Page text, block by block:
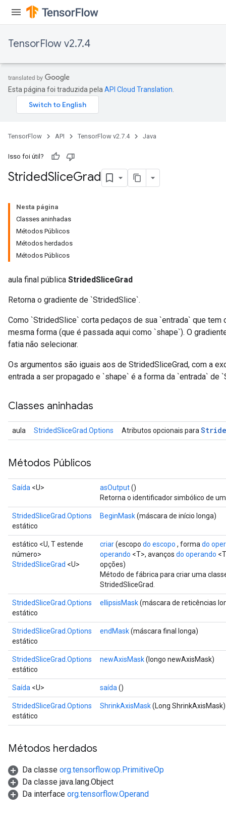
TensorFlow v2.7.4
Esta página foi traduzida pela API Cloud Translation
TensorFlow API TensorFlow v2.7.4 Java
Isso foi útil?
StridedSliceGrad
Nesta página
Classes aninhadas
Métodos Públicos
Métodos herdados
Métodos Públicos
aula final pública StridedSliceGrad
Retorna o gradiente de `StridedSlice`.
Como `StridedSlice` corta pedaços de sua `entrada` que tem
mesma forma (que é passada aqui como `shape`). O
fatia não selecionar.
Os argumentos são iguais aos de StridedSliceGrad, com a
entrada a ser propagado e `shape` é a forma da `entrada` de
Classes aninhadas
aula StridedSliceGrad.Options Atributos opcionais para
Métodos Públicos
Saída <U> asOutput()
Retorna o identificador simbólico de
StridedSliceGrad.Options
estático
BeginMask(máscara de início longa)
estático <U, T estende
número>
StridedSliceGrad <U>
criar(escopo do escopo , forma do
operando <T>, avanços do operando
opções)
Método de fábrica para criar uma
StridedSliceGrad.
StridedSliceGrad.Options
estático
ellipsisMask(máscara de reticências
StridedSliceGrad.Options
estático
endMask(máscara final longa)
StridedSliceGrad.Options
estático
newAxisMask(longo newAxisMask)
Saída <U> saída ()
StridedSliceGrad.Options
estático
ShrinkAxisMask(Long ShrinkAxisMask)
Métodos herdados
Da classe org.tensorflow.op.PrimitiveOp
Da classe java.lang.Object
Da interface org.tensorflow.Operand